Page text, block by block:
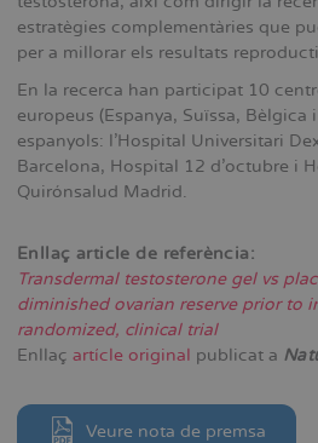
estratègies complementàries que
per a millorar els resultats
En la recerca han participat 10
europeus (Espanya, Suïssa, Bèlgica
espanyols: l'Hospital Universitari
Barcelona, Hospital 12 d'octubre i
Quirónsalud Madrid.
Enllaç article de referència:
Transdermal testosterone gel vs
diminished ovarian reserve prior to
randomized, clinical trial
Enllaç artícle original publicat a
Veure nota de premsa